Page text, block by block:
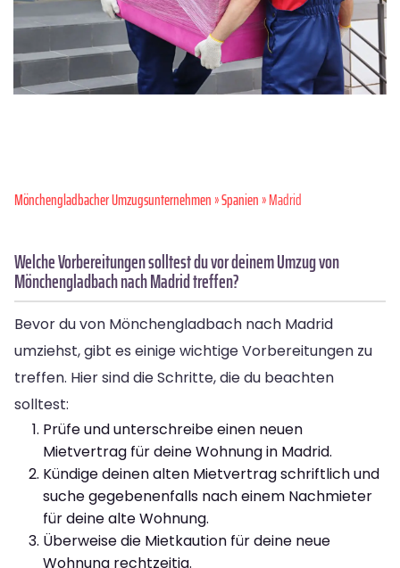
Mönchen­gladbacher Umzugsunternehmen»Spanien» Madrid
Welche Vorbereitungen solltest du vor deinem Umzug von
Mönchengladbach nach Madrid treffen?
Bevor du von Mönchengladbach nach Madrid
umziehst, gibt es einige wichtige Vorbereitungen zu
treffen. Hier sind die Schritte, die du beachten
solltest:
Prüfe und unterschreibe einen neuen
Mietvertrag für deine Wohnung in Madrid.
Kündige deinen alten Mietvertrag schriftlich und
suche gegebenenfalls nach einem Nachmieter
für deine alte Wohnung.
Überweise die Mietkaution für deine neue
Wohnung rechtzeitig.